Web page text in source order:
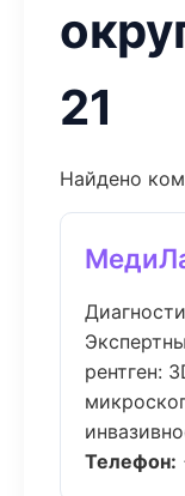
21
Найдено
рентген:
Телефон: